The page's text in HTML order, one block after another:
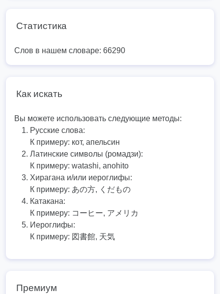
Статистика
Слов в нашем словаре: 66290
Как искать
Вы можете использовать следующие методы:
Русские слова:
К примеру: кот, апельсин
Латинские символы (ромадзи):
К примеру: watashi, anohito
Хирагана и/или иероглифы:
К примеру: あの方, くだもの
Катакана:
К примеру: コーヒー, アメリカ
Иероглифы:
К примеру: 図書館, 天気
Премиум